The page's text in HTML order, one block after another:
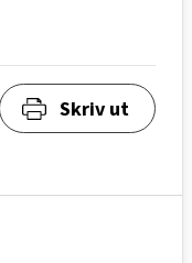
Skriv ut